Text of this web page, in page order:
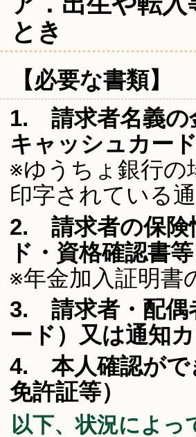
とき
【必要な書類】
1. 請求者名義の
キャッシュカード
※ゆうちょ銀行の
印字されている
2. 請求者の保険
ド・資格確認書等
※年金加入証明書
3. 請求者・配偶
ード）又は通知
4. 本人確認がで
免許証等）
以下、状況によっ